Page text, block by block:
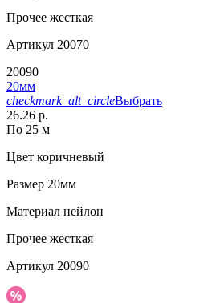
Прочее жесткая
Артикул 20070
20090
20мм
checkmark_alt_circleВыбрать
26.26 р.
По 25 м
Цвет коричневый
Размер 20мм
Материал нейлон
Прочее жесткая
Артикул 20090